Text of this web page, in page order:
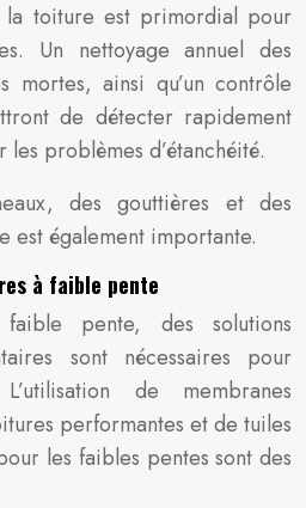
la toiture est primordial pour
Un nettoyage annuel des
mortes, ainsi qu’un contrôle
de détecter rapidement
les problèmes d’étanchéité.
des gouttières et des
est également importante.
à faible pente
pente, des solutions
sont nécessaires pour
de membranes
performantes et de tuiles
les faibles pentes sont des